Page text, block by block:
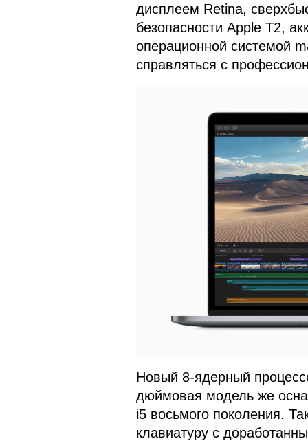
дисплеем Retina,
безопасности Apple T2,
операционной системой
справляться с
Новый 8-ядерный
дюймовая модель же
i5 восьмого поколения.
клавиатуру с